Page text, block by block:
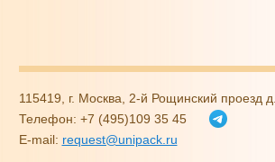
115419, г. Москва, 2-й Рощинский проезд
Телефон: +7 (495)109 35 45
E-mail: request@unipack.ru